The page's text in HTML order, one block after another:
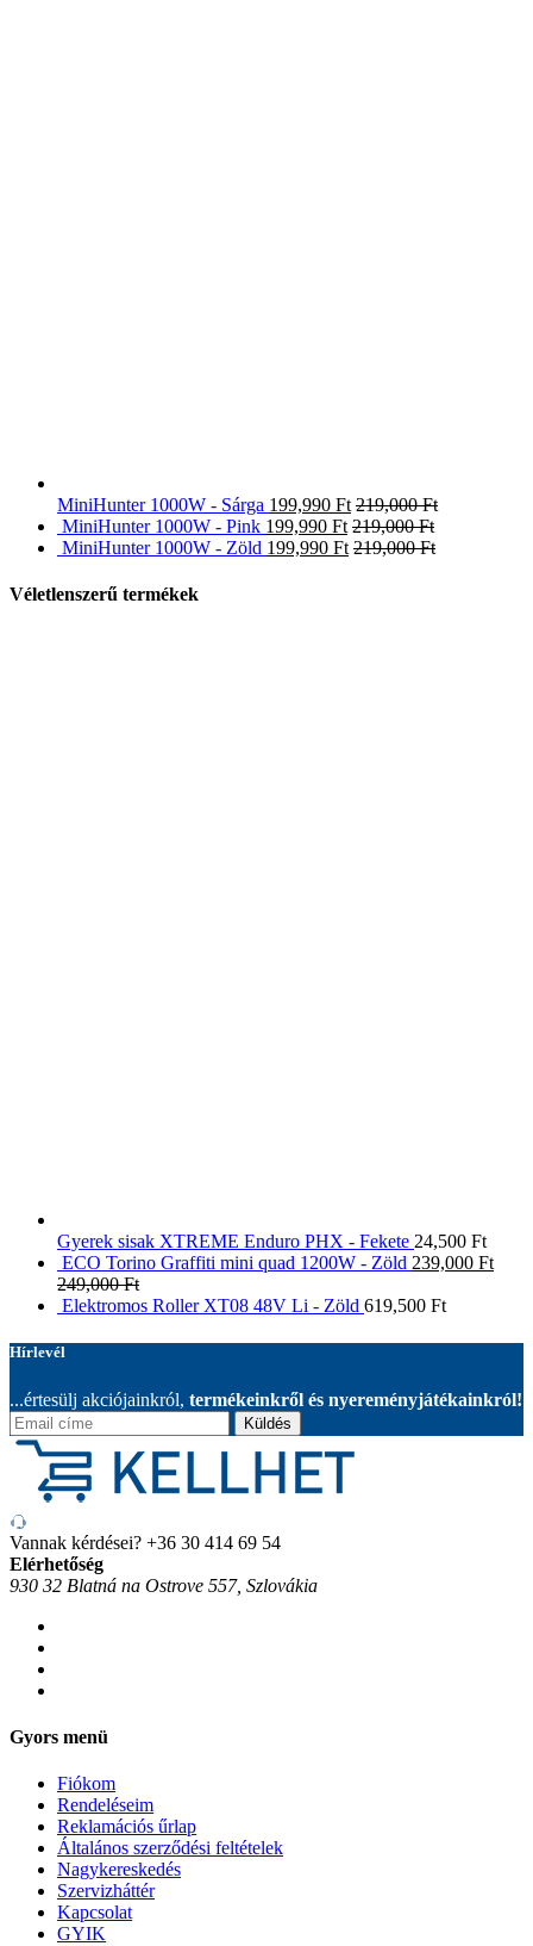
MiniHunter 1000W - Sárga 199,990 Ft 219,000Ft
MiniHunter 1000W - Pink 199,990 Ft 219,000Ft
MiniHunter 1000W - Zöld 199,990 Ft 219,000Ft
Véletlenszerű termékek
Gyerek sisak XTREME Enduro PHX - Fekete 24,500 Ft
ECO Torino Graffiti mini quad 1200W - Zöld 239,000 Ft
249,000Ft
Elektromos Roller XT08 48V Li - Zöld 619,500 Ft
Hírlevél
...értesülj akciójainkról, termékeinkről és nyereményjátékainkról!
Küldés
Vannak kérdései? +36 30 414 69 54
Elérhetőség
930 32 Blatná na Ostrove 557, Szlovákia
Gyors menü
Fiókom
Rendeléseim
Reklamációs űrlap
Általános szerződési feltételek
Nagykereskedés
Szervizháttér
Kapcsolat
GYIK